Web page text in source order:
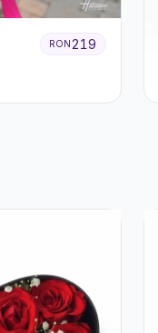
RON 219